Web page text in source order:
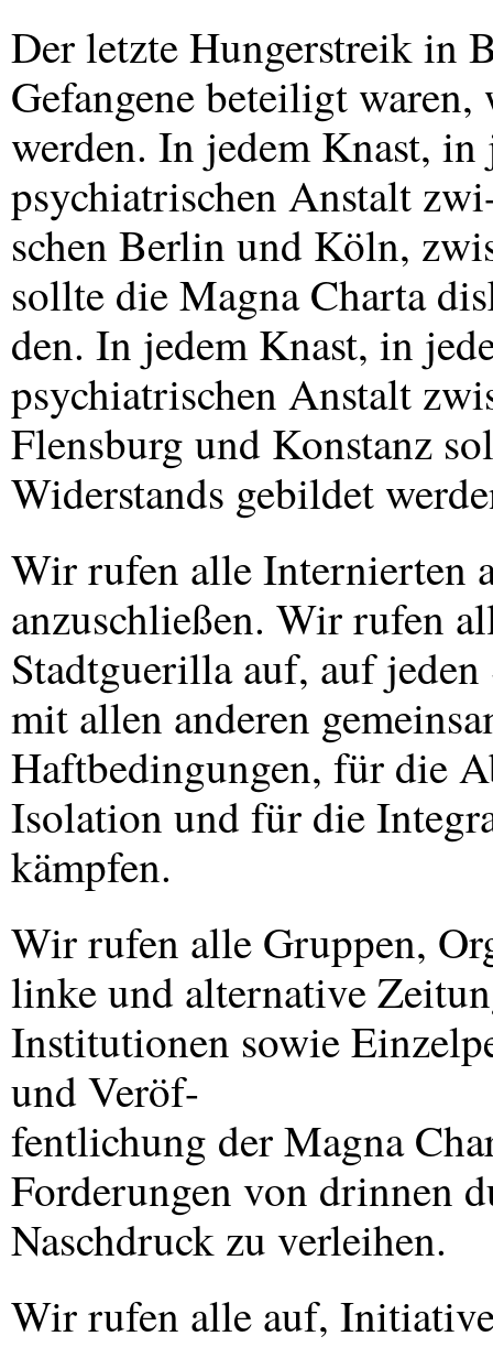
Der letzte Hungerstreik in
Gefangene beteiligt
werden. In jedem Knast,
psychiatrischen Anstalt
schen Berlin und Köln,
sollte die Magna Charta
den. In jedem Knast, in
psychiatrischen Anstalt
Flensburg und Konstanz
Widerstands gebildet
Wir rufen alle Internierten
anzuschließen. Wir rufen
Stadtguerilla auf, auf
mit allen anderen
Haftbedingungen, für die
Isolation und für die
kämpfen.
Wir rufen alle Gruppen,
linke und alternative
Institutionen sowie
und Veröf-
fentlichung der Magna
Forderungen von drinnen
Naschdruck zu verleihen.
Wir rufen alle auf,